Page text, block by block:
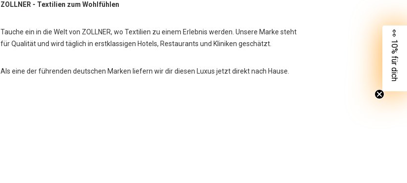
ZOLLNER - Textilien zum Wohlfühlen
Tauche ein in die Welt von ZOLLNER, wo Textilien zu einem Erlebnis werden. Unsere Marke steht
für Qualität und wird täglich in erstklassigen Hotels, Restaurants und Kliniken geschätzt.
Als eine der führenden deutschen Marken liefern wir dir diesen Luxus jetzt direkt nach Hause. 👀 10% für dich